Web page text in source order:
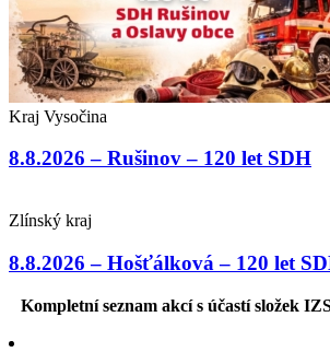
Kraj Vysočina
8.8.2026 – Rušinov – 120 let SDH
Zlínský kraj
8.8.2026 – Hošťálková – 120 let
Kompletní seznam akcí s účastí složek